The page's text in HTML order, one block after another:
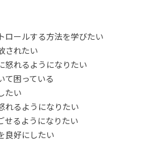
ロールする方法を学びたい
されたい
怒れるようになりたい
て困っている
たい
れるようになりたい
せるようになりたい
良好にしたい